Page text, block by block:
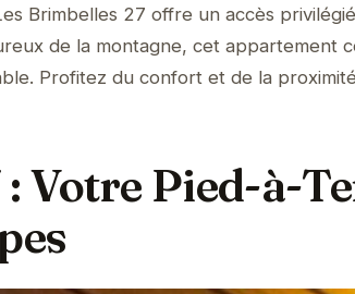
Brimbelles 27 offre un accès
de la montagne, cet appartement
Profitez du confort et de la
Votre Pied-à-